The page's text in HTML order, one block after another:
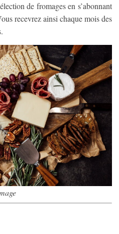
de fromages en s’abonnant
recevrez ainsi chaque mois des